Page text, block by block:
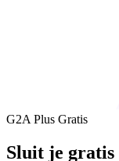
G2A Plus Gratis
Sluit je